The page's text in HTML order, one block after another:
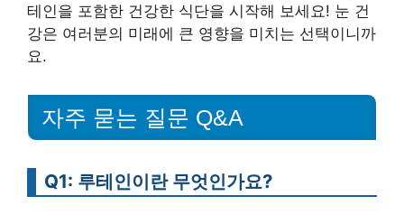
테인을 포함한 건강한 식단을 시작해 보세요! 눈 건
강은 여러분의 미래에 큰 영향을 미치는 선택이니까
요.
자주 묻는 질문 Q&A
Q1: 루테인이란 무엇인가요?